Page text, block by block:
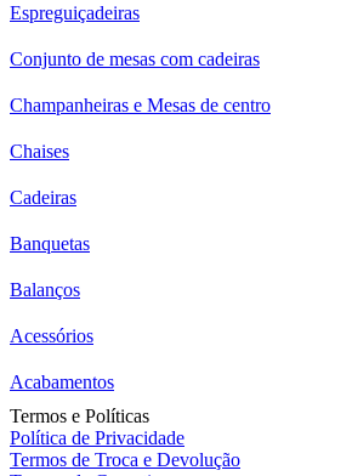
Espreguiçadeiras
Conjunto de mesas com cadeiras
Champanheiras e Mesas de centro
Chaises
Cadeiras
Banquetas
Balanços
Acessórios
Acabamentos
Termos e Políticas
Política de Privacidade
Termos de Troca e Devolução